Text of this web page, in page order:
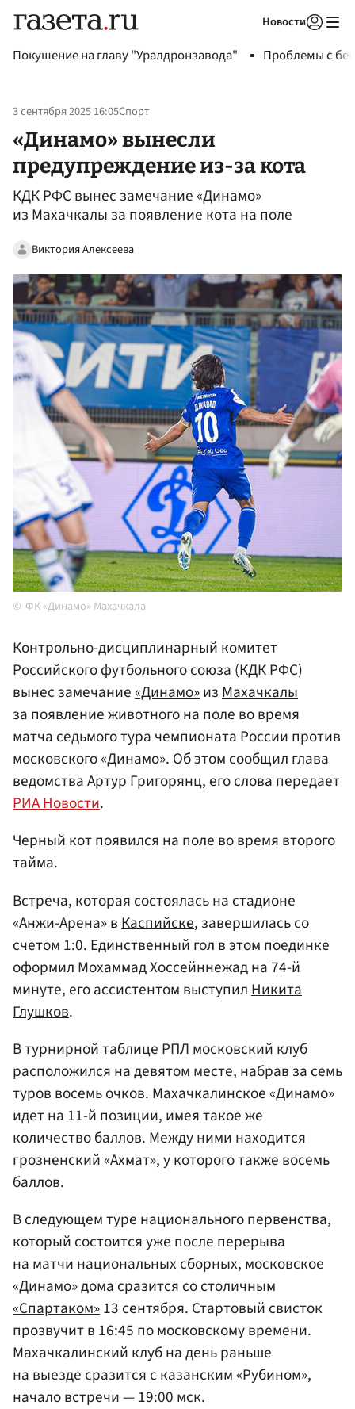
Новости
Покушение на главу "Уралдронзавода" Проблемы с
3 сентября 2025 16:05Спорт
«Динамо» вынесли
предупреждение из-за кота
КДК РФС вынес замечание «Динамо»
из Махачкалы за появление кота на поле
Виктория Алексеева
ФК «Динамо» Махачкала
Контрольно-дисциплинарный комитет
Российского футбольного союза (КДК РФС)
вынес замечание«Динамо»изМахачкалы
за появление животного на поле во время
матча седьмого тура чемпионата России против
московского «Динамо». Об этом сообщил глава
ведомства Артур Григорянц, его слова передает
РИА Новости.
Черный кот появился на поле во время второго
тайма.
Встреча, которая состоялась на стадионе
«Анжи-Арена» в Каспийске, завершилась со
счетом 1:0. Единственный гол в этом поединке
оформил Мохаммад Хоссейннежад на 74-й
минуте, его ассистентом выступил Никита
Глушков.
В турнирной таблице РПЛ московский клуб
расположился на девятом месте, набрав за семь
туров восемь очков. Махачкалинское «Динамо»
идет на 11-й позиции, имея такое же
количество баллов. Между ними находится
грозненский «Ахмат», у которого также восемь
баллов.
В следующем туре национального первенства,
который состоится уже после перерыва
на матчи национальных сборных, московское
«Динамо» дома сразится со столичным
«Спартаком»13 сентября. Стартовый свисток
прозвучит в 16:45 по московскому времени.
Махачкалинский клуб на день раньше
на выезде сразится с казанским «Рубином»,
начало встречи — 19:00 мск.